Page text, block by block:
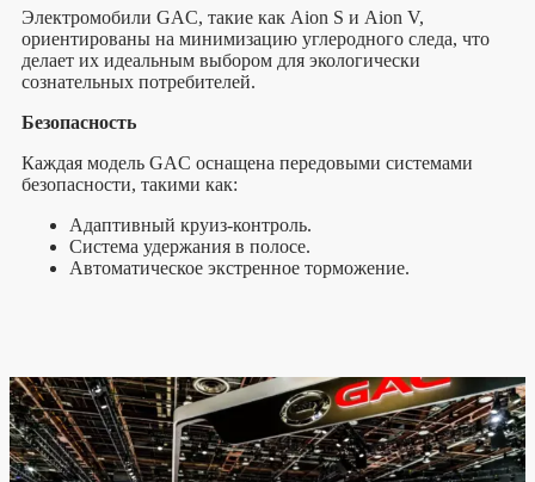
Электромобили GAC, такие как Aion S и Aion V,
ориентированы на минимизацию углеродного следа, что
делает их идеальным выбором для экологически
сознательных потребителей.
Безопасность
Каждая модель GAC оснащена передовыми системами
безопасности, такими как:
Адаптивный круиз-контроль.
Система удержания в полосе.
Автоматическое экстренное торможение.